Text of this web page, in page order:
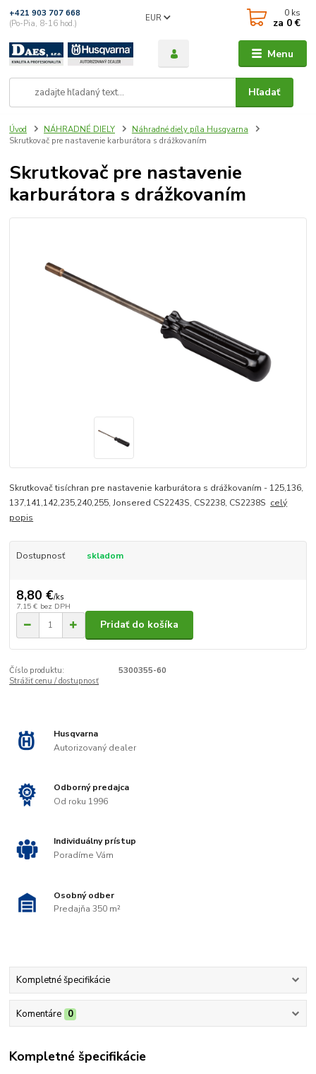
Menu
EUR
Hľadať
+421 903 707 668
(Po-Pia, 8-16 hod.)
0 ks
za 0 €
Úvod NÁHRADNÉ DIELY
Náhradné diely píla Husqvarna
Skrutkovač pre nastavenie karburátora s drážkovaním
Skrutkovač pre nastavenie
karburátora s drážkovaním
Skrutkovač tisíchran pre nastavenie karburátora s drážkovaním - 125,136,
137,141,142,235,240,255, Jonsered CS2243S, CS2238, CS2238S celý
popis
Dostupnosť skladom
8,80 €/ks
7,15 € bez DPH
Pridať do košíka
Číslo produktu:
5300355-60
Strážiť cenu / dostupnosť
Husqvarna
Autorizovaný dealer
Odborný predajca
Od roku 1996
Individuálny prístup
Poradíme Vám
Osobný odber
Predajňa 350 m²
Kompletné špecifikácie
Komentáre 0
Kompletné špecifikácie